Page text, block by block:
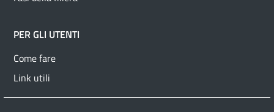
PER GLI UTENTI
Come fare
Link utili